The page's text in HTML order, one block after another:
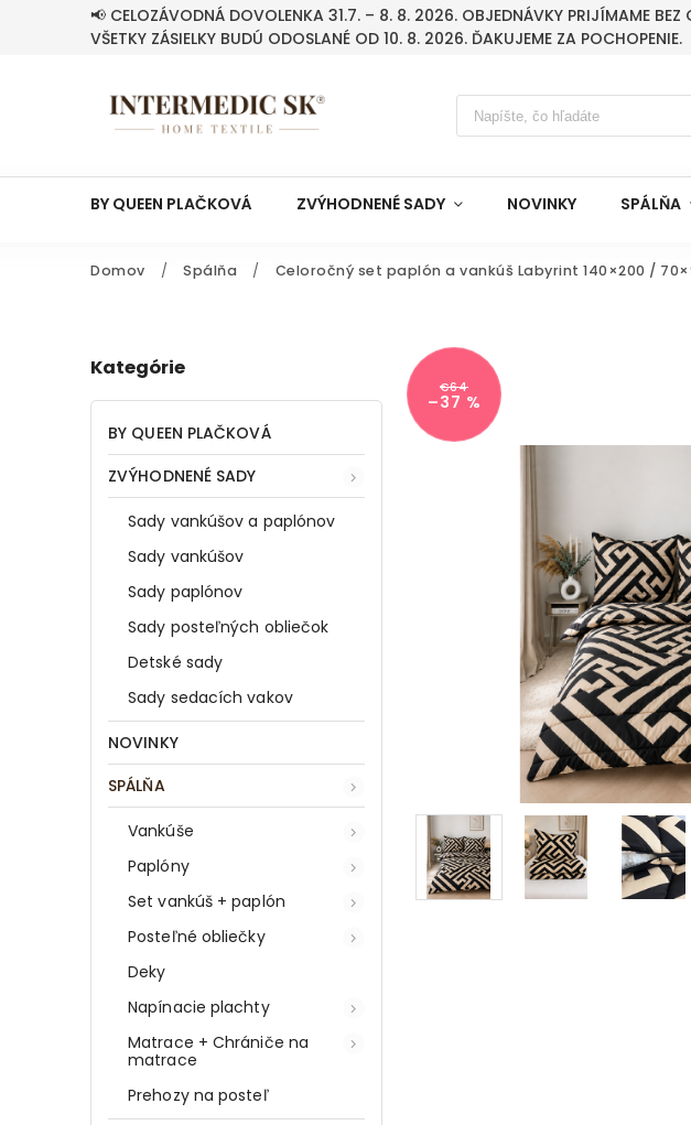
📢 CELOZÁVODNÁ DOVOLENKA 31.7. – 8. 8. 2026. OBJEDNÁVKY PRIJÍMAME BEZ
VŠETKY ZÁSIELKY BUDÚ ODOSLANÉ OD 10. 8. 2026. ĎAKUJEME ZA POCHOPENIE.
BY QUEEN PLAČKOVÁ ZVÝHODNENÉ SADY NOVINKY SPÁLŇA
Domov / Spálňa / Celoročný set paplón a vankúš Labyrint 140×200 /
Kategórie
BY QUEEN PLAČKOVÁ
ZVÝHODNENÉ SADY
Sady vankúšov a paplónov
Sady vankúšov
Sady paplónov
Sady posteľných obliečok
Detské sady
Sady sedacích vakov
NOVINKY
SPÁLŇA
Vankúše
Paplóny
Set vankúš + paplón
Posteľné obliečky
Deky
Napínacie plachty
Matrace + Chrániče na
matrace
Prehozy na posteľ
€64
–37 %